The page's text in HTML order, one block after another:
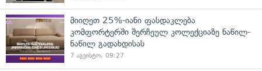
მიიღეთ 25%-იანი ფასდაკლება
კომფორტერში შერჩეულ კოლექციაზე ნაწილ-
ნაწილ გადახდისას
7 აგვისტო, 09:27